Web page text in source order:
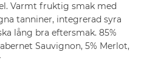
Varmt fruktig smak med
tanniner, integrerad syra
lång bra eftersmak. 85%
Sauvignon, 5% Merlot,